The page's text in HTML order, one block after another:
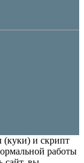
(куки) и скрипт
работы